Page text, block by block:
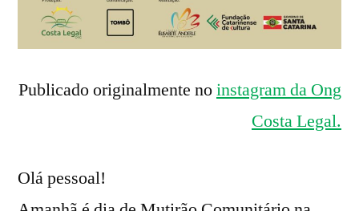
Publicado originalmente noinstagram da Ong
Costa Legal.
Olá pessoal!